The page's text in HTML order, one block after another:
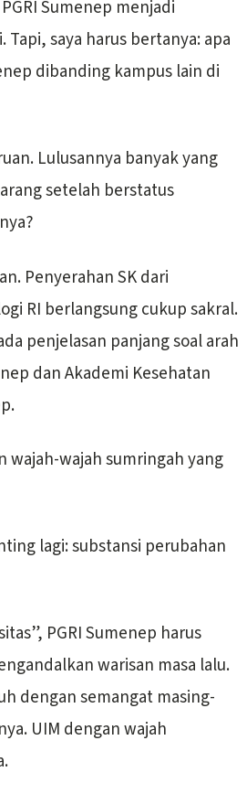
Sumenep menjadi
saya harus bertanya: apa
dibanding kampus lain di
Lulusannya banyak yang
setelah berstatus
Penyerahan SK dari
RI berlangsung cukup sakral.
penjelasan panjang soal arah
dan Akademi Kesehatan
wajah-wajah sumringah yang
lagi: substansi perubahan
PGRI Sumenep harus
warisan masa lalu.
dengan semangat masing-
UIM dengan wajah